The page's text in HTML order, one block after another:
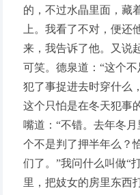
的，不过水晶里面，藏
上。我看了不对，便还
来，我告诉了他。又说
可笑。德泉道：“这个
犯了事捉进去时穿什么
这个只怕是在冬天犯事
嘴道：“不错。去年冬
个不是判了押半年么？
们了。”我问什么叫做“
里，把妓女的房里东西